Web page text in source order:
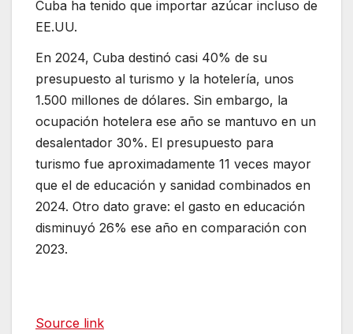
Cuba ha tenido que importar azúcar incluso de
EE.UU.
En 2024, Cuba destinó casi 40% de su
presupuesto al turismo y la hotelería, unos
1.500 millones de dólares. Sin embargo, la
ocupación hotelera ese año se mantuvo en un
desalentador 30%. El presupuesto para
turismo fue aproximadamente 11 veces mayor
que el de educación y sanidad combinados en
2024. Otro dato grave: el gasto en educación
disminuyó 26% ese año en comparación con
2023.
Source link